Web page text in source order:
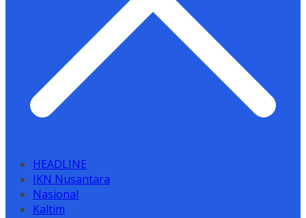
HEADLINE
IKN Nusantara
Nasional
Kaltim